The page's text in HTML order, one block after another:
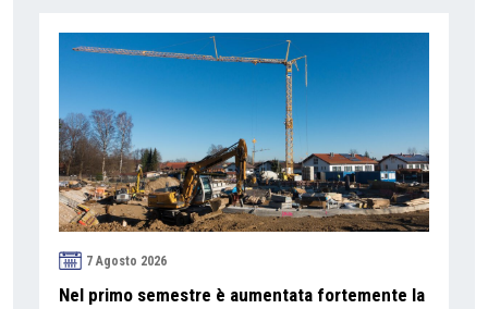
7 Agosto 2026
Nel primo semestre è aumentata fortemente la